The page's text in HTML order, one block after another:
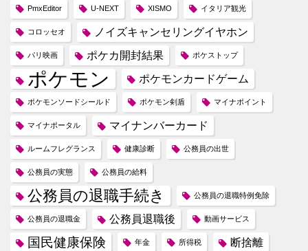
PmxEditor U-NEXT XISMO イタリア観光
コロッセオ ノイズキャンセリングイヤホン
パリ映画 ポケカ開封結果 ポケストップ
ポケモン ポケモンカードゲーム
ポケモンソードシールド ポケモン剣盾 マイナポイント
マイナポータル マイナンバーカード
ルームフレグランス 健康診断 公務員の出世
公務員の実態 公務員の給料
公務員の退職手続き 公務員の退職特例免除
公務員の退職金 公務員退職後 動画サービス
国民健康保険 年金 所得税 断捨離